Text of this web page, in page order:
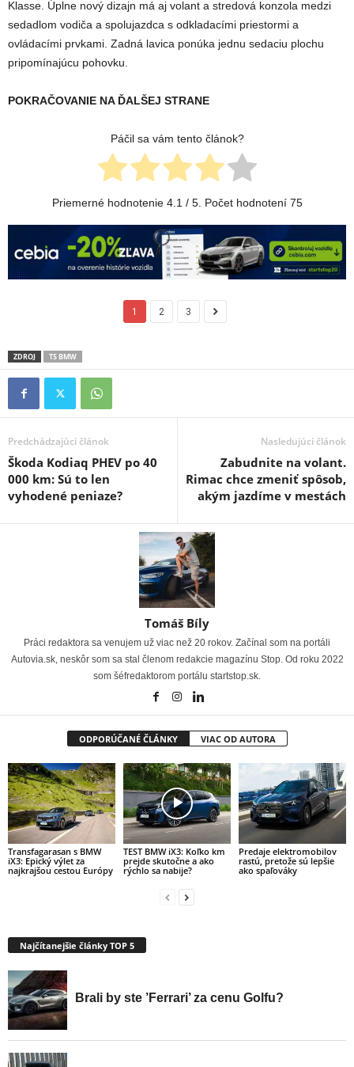
Klasse. Úplne nový dizajn má aj volant a stredová konzola medzi
sedadlom vodiča a spolujazdca s odkladacími priestormi a
ovládacími prvkami. Zadná lavica ponúka jednu sedaciu plochu
pripomínajúcu pohovku.
POKRAČOVANIE NA ĎALŠEJ STRANE
Páčil sa vám tento článok?
Priemerné hodnotenie 4.1 / 5. Počet hodnotení 75
1 2 3
ZDROJ TS BMW
Predchádzajúci článok
Škoda Kodiaq PHEV po 40
000 km: Sú to len
vyhodené peniaze?
Nasledujúci článok
Zabudnite na volant.
Rimac chce zmeniť spôsob,
akým jazdíme v mestách
Tomáš Bíly
Práci redaktora sa venujem už viac než 20 rokov. Začínal som na portáli
Autovia.sk, neskôr som sa stal členom redakcie magazínu Stop. Od roku 2022
som šéfredaktorom portálu startstop.sk.
ODPORÚČANÉ ČLÁNKY VIAC OD AUTORA
Transfagarasan s BMW
iX3: Epický výlet za
najkrajšou cestou Európy
TEST BMW iX3: Koľko km
prejde skutočne a ako
rýchlo sa nabije?
Predaje elektromobilov
rastú, pretože sú lepšie
ako spaľováky
Najčítanejšie články TOP 5